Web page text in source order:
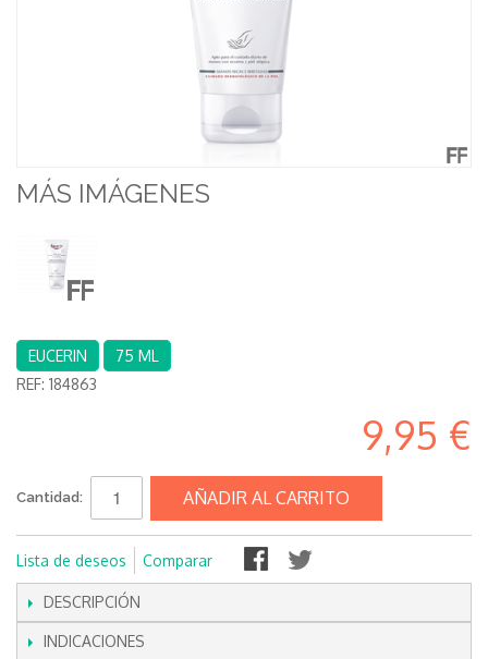
MÁS IMÁGENES
EUCERIN
75 ML
REF: 184863
9,95 €
Cantidad: AÑADIR AL CARRITO
Lista de deseos Comparar
DESCRIPCIÓN
INDICACIONES